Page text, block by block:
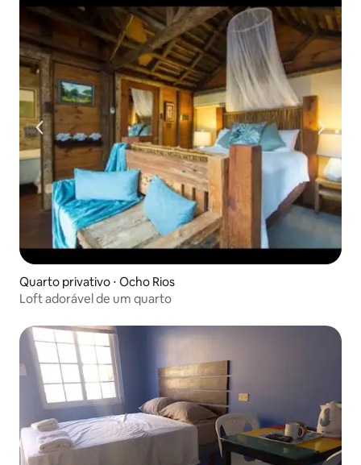
Quarto privativo ⋅ Ocho Rios
Loft adorável de um quarto